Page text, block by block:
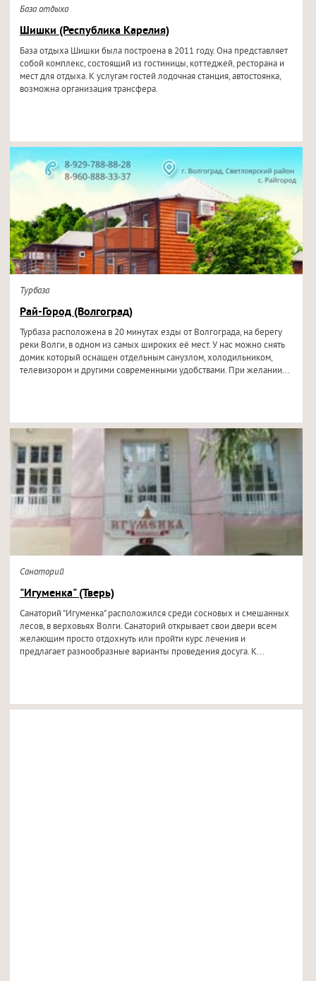
База отдыха
Шишки (Республика Карелия)
База отдыха Шишки была построена в 2011 году. Она представляет
собой комплекс, состоящий из гостиницы, коттеджей, ресторана и
мест для отдыха. К услугам гостей лодочная станция, автостоянка,
возможна организация трансфера.
Турбаза
Рай-Город (Волгоград)
Турбаза расположена в 20 минутах езды от Волгограда, на берегу
реки Волги, в одном из самых широких её мест. У нас можно снять
домик который оснащен отдельным санузлом, холодильником,
телевизором и другими современными удобствами. При желании...
Санаторий
"Игуменка" (Тверь)
Санаторий "Игуменка" расположился среди сосновых и смешанных
лесов, в верховьях Волги. Санаторий открывает свои двери всем
желающим просто отдохнуть или пройти курс лечения и
предлагает разнообразные варианты проведения досуга. К...